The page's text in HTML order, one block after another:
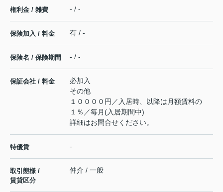
権利金 / 雑費 - / -
保険加入 / 料金 有 / -
保険名 / 保険期間 - / -
保証会社 / 料金
必加入
その他
１００００円／入居時、以降は月額賃料の
１％／毎月(入居期間中)
詳細はお問合せください。
特優賃 -
取引態様 /
賃貸区分
仲介 / 一般